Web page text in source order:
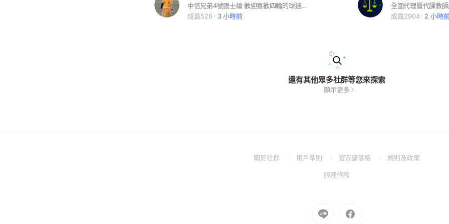
中信兄弟4號張士綸 歡迎喜歡四輪的球迷加入⚾💛🐘 #中信兄弟 #張士綸 #四輪傳動
成員526
3 小時前
成員2904
2 小時
還有其他眾多社群等您來探索
顯示更多
關於社群
(Open用戶準則
(Open
a
官方部落格
(Open規則及政策(Open
服務條款(Open
window)
Go
to
Go
to